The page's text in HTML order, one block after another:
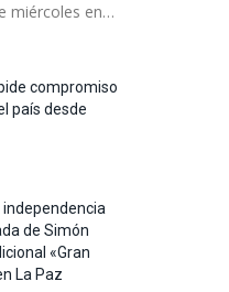
miércoles en…
compromiso
país desde
de Simón
«Gran
La Paz